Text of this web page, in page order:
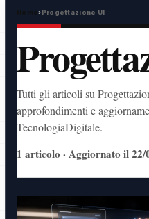
Home›Progettazione UI
Tutti gli articoli su
approfondimenti e
TecnologiaDigitale.
1 articolo · Aggiornato il 22/